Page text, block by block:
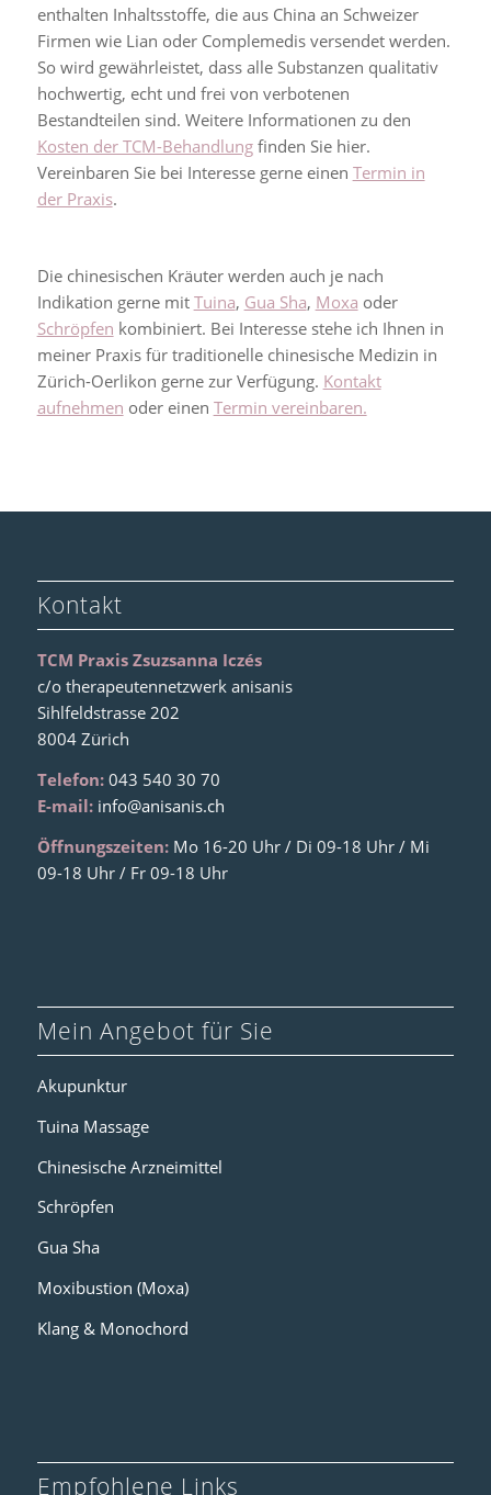
enthalten Inhaltsstoffe, die aus China an Schweizer
Firmen wie Lian oder Complemedis versendet werden.
So wird gewährleistet, dass alle Substanzen qualitativ
hochwertig, echt und frei von verbotenen
Bestandteilen sind. Weitere Informationen zu den
Kosten der TCM-Behandlungfinden Sie hier.
Vereinbaren Sie bei Interesse gerne einen Termin in
der Praxis.
Die chinesischen Kräuter werden auch je nach
Indikation gerne mit Tuina, Gua Sha, Moxa oder
Schröpfen kombiniert. Bei Interesse stehe ich Ihnen in
meiner Praxis für traditionelle chinesische Medizin in
Zürich-Oerlikon gerne zur Verfügung. Kontakt
aufnehmen oder einen Termin vereinbaren.
Kontakt
TCM Praxis Zsuzsanna Iczés
c/o therapeutennetzwerk anisanis
Sihlfeldstrasse 202
8004 Zürich
Telefon: 043 540 30 70
E-mail: info@anisanis.ch
Öffnungszeiten:Mo 16-20 Uhr / Di 09-18 Uhr / Mi
09-18 Uhr / Fr 09-18 Uhr
Mein Angebot für Sie
Akupunktur
Tuina Massage
Chinesische Arzneimittel
Schröpfen
Gua Sha
Moxibustion (Moxa)
Klang & Monochord
Empfohlene Links